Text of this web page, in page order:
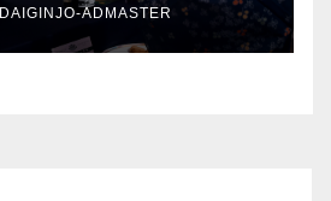
DAIGINJO-ADMASTER